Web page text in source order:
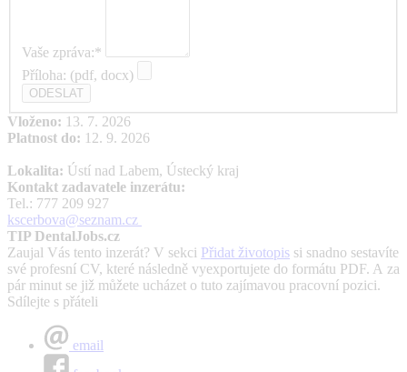
Vaše zpráva:*
Příloha: (pdf, docx)
Vloženo: 13. 7. 2026
Platnost do: 12. 9. 2026
Lokalita: Ústí nad Labem, Ústecký kraj
Kontakt zadavatele inzerátu:
Tel.: 777 209 927
kscerbova@seznam.cz
TIP DentalJobs.cz
Zaujal Vás tento inzerát? V sekci Přidat životopis si snadno sestavíte
své profesní CV, které následně vyexportujete do formátu PDF. A za
pár minut se již můžete ucházet o tuto zajímavou pracovní pozici.
Sdílejte s přáteli
email